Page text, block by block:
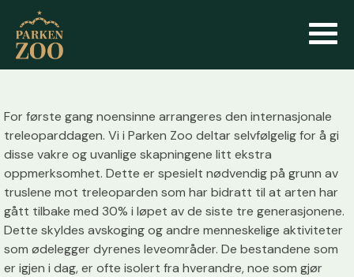
For første gang noensinne arrangeres den internasjonale
treleoparddagen. Vi i Parken Zoo deltar selvfølgelig for å gi
disse vakre og uvanlige skapningene litt ekstra
oppmerksomhet. Dette er spesielt nødvendig på grunn av
truslene mot treleoparden som har bidratt til at arten har
gått tilbake med 30% i løpet av de siste tre generasjonene.
Dette skyldes avskoging og andre menneskelige aktiviteter
som ødelegger dyrenes leveområder. De bestandene som
er igjen i dag, er ofte isolert fra hverandre, noe som gjør